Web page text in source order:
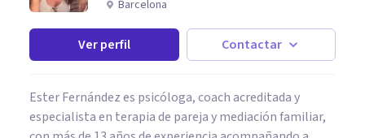
Barcelona
Ver perfil Contactar
Ester Fernández es psicóloga, coach acreditada y
especialista en terapia de pareja y mediación familiar,